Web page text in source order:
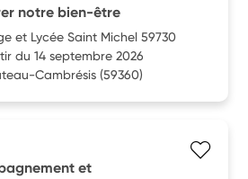
notre bien-être
et Lycée Saint Michel 59730
du 14 septembre 2026
Cambrésis (59360)
et